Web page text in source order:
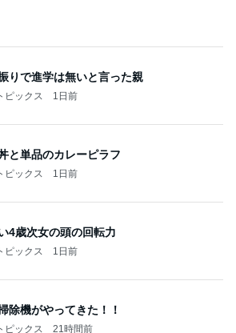
と単品のカレーピラフ
ピックス 1日前
4歳次女の頭の回転力
ピックス 1日前
除機がやってきた！！
ピックス 21時間前
ない病気の酷い音声チック
ピックス 2日前